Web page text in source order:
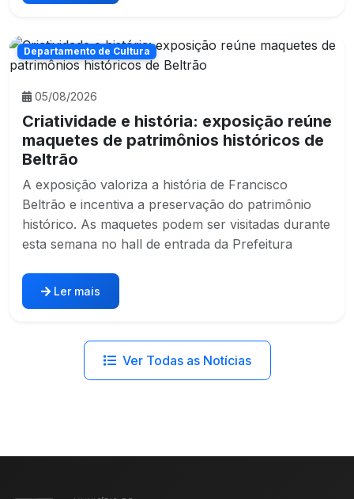
Departamento de Cultura
05/08/2026
Criatividade e história: exposição reúne
maquetes de patrimônios históricos de
Beltrão
A exposição valoriza a história de Francisco
Beltrão e incentiva a preservação do patrimônio
histórico. As maquetes podem ser visitadas durante
esta semana no hall de entrada da Prefeitura
Ler mais
Ver Todas as Notícias